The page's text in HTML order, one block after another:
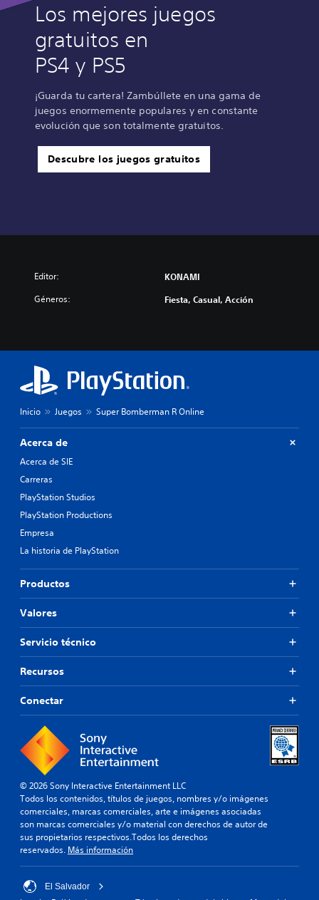
Los mejores juegos
gratuitos en
PS4 y PS5
¡Guarda tu cartera! Zambúllete en una gama de
juegos enormemente populares y en constante
evolución que son totalmente gratuitos.
Descubre los juegos gratuitos
Editor: KONAMI
Géneros: Fiesta, Casual, Acción
Inicio Juegos Super Bomberman R Online
Acerca de
Acerca de SIE
Carreras
PlayStation Studios
PlayStation Productions
Empresa
La historia de PlayStation
Productos
Valores
Servicio técnico
Recursos
Conectar
© 2026 Sony Interactive Entertainment LLC
Todos los contenidos, títulos de juegos, nombres y/o imágenes
comerciales, marcas comerciales, arte e imágenes asociadas
son marcas comerciales y/o material con derechos de autor de
sus propietarios respectivos.Todos los derechos
reservados. Más información
El Salvador